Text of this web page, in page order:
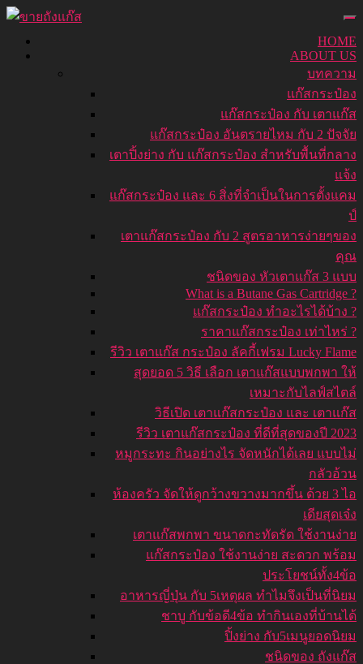
HOME
ABOUT US
บทความ
แก๊สกระป๋อง
แก๊สกระป๋อง กับ เตาแก๊ส
แก๊สกระป๋อง อันตรายไหม กับ 2 ปัจจัย
เตาปิ้งย่าง กับ แก๊สกระป๋อง สำหรับพื้นที่กลาง
แจ้ง
แก๊สกระป๋อง และ 6 สิ่งที่จำเป็นในการตั้งแคม
ป์
เตาแก๊สกระป๋อง กับ 2 สูตรอาหารง่ายๆของ
คุณ
ชนิดของ หัวเตาแก๊ส 3 แบบ
What is a Butane Gas Cartridge ?
แก๊สกระป๋อง ทำอะไรได้บ้าง ?
ราคาแก๊สกระป๋อง เท่าไหร่ ?
รีวิว เตาแก๊ส กระป๋อง ลัคกี้เฟรม Lucky Flame
สุดยอด 5 วิธี เลือก เตาแก๊สแบบพกพา ให้
เหมาะกับไลฟ์สไตล์
วิธีเปิด เตาแก๊สกระป๋อง และ เตาแก๊ส
รีวิว เตาแก๊สกระป๋อง ที่ดีที่สุดของปี 2023
หมูกระทะ กินอย่างไร จัดหนักได้เลย แบบไม่
กลัวอ้วน
ห้องครัว จัดให้ดูกว้างขวางมากขึ้น ด้วย 3 ไอ
เดียสุดเจ๋ง
เตาแก๊สพกพา ขนาดกะทัดรัด ใช้งานง่าย
แก๊สกระป๋อง ใช้งานง่าย สะดวก พร้อม
ประโยชน์ทั้ง4ข้อ
อาหารญี่ปุ่น กับ 5เหตุผล ทำไมจึงเป็นที่นิยม
ชาบู กับข้อดี4ข้อ ทำกินเองที่บ้านได้
ปิ้งย่าง กับ5เมนูยอดนิยม
ชนิดของ ถังแก๊ส